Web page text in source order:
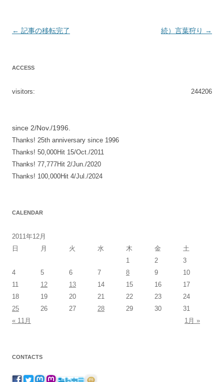
投
ョ
ン
← 記事の移転完了 続）言葉狩り →
ACCESS
244206
visitors:
since 2/Nov./1996.
Thanks! 25th anniversary since 1996
Thanks! 50,000Hit 15/Oct./2011
Thanks! 77,777Hit 2/Jun./2020
Thanks! 100,000Hit 4/Jul./2024
CALENDAR
2011年12月
日
月 火 水 木 金
土
1
2
3
4
5 6 7 8 9
10
11
12 13 14 15 16
17
18
19 20 21 22 23
24
25
26 27 28 29 30
31
« 11月
1月 »
CONTACTS